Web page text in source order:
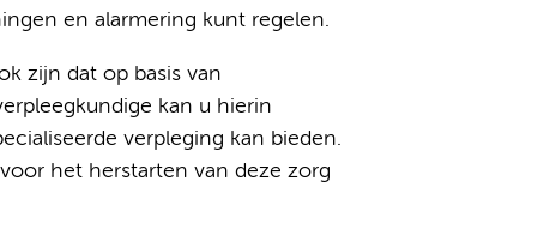
en alarmering kunt regelen.
zijn dat op basis van
kan u hierin
verpleging kan bieden.
het herstarten van deze zorg